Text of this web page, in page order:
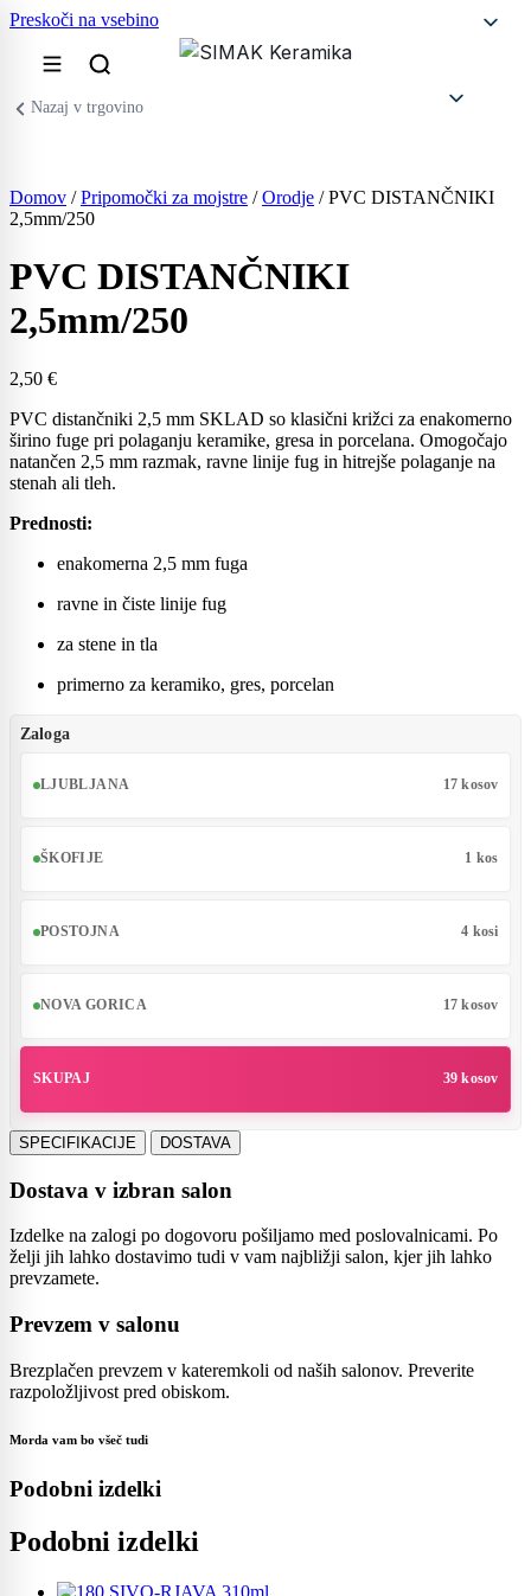
Preskoči na vsebino
Nazaj v trgovino
Domov /Pripomočki za mojstre /Orodje / PVC DISTANČNIKI
2,5mm/250
PVC DISTANČNIKI
2,5mm/250
2,50 €
PVC distančniki 2,5 mm SKLAD so klasični križci za enakomerno
širino fuge pri polaganju keramike, gresa in porcelana. Omogočajo
natančen 2,5 mm razmak, ravne linije fug in hitrejše polaganje na
stenah ali tleh.
Prednosti:
enakomerna 2,5 mm fuga
ravne in čiste linije fug
za stene in tla
primerno za keramiko, gres, porcelan
Zaloga
LJUBLJANA 17 kosov
ŠKOFIJE 1 kos
POSTOJNA 4 kosi
NOVA GORICA 17 kosov
SKUPAJ 39 kosov
SPECIFIKACIJE DOSTAVA
Dostava v izbran salon
Izdelke na zalogi po dogovoru pošiljamo med poslovalnicami. Po
želji jih lahko dostavimo tudi v vam najbližji salon, kjer jih lahko
prevzamete.
Prevzem v salonu
Brezplačen prevzem v kateremkoli od naših salonov. Preverite
razpoložljivost pred obiskom.
Morda vam bo všeč tudi
Podobni izdelki
Podobni izdelki